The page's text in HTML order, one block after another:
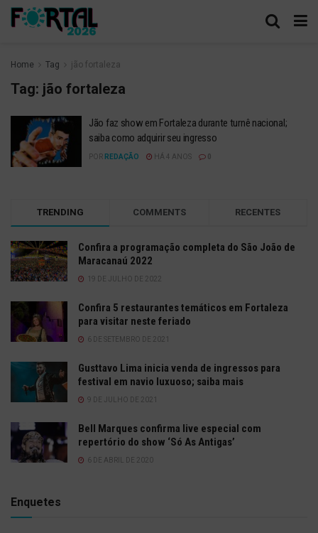
Home Tag jão fortaleza
Tag: jão fortaleza
Jão faz show em Fortaleza durante turnê nacional;
saiba como adquirir seu ingresso
POR REDAÇÃO HÁ 4 ANOS
TRENDING COMMENTS RECENTES
Confira a programação completa do São João de
Maracanaú 2022
19 DE JULHO DE 2022
Confira 5 restaurantes temáticos em Fortaleza
para visitar neste feriado
6 DE SETEMBRO DE 2021
Gusttavo Lima inicia venda de ingressos para
festival em navio luxuoso; saiba mais
9 DE JULHO DE 2021
Bell Marques confirma live especial com
repertório do show ‘Só As Antigas’
6 DE ABRIL DE 2020
Enquetes